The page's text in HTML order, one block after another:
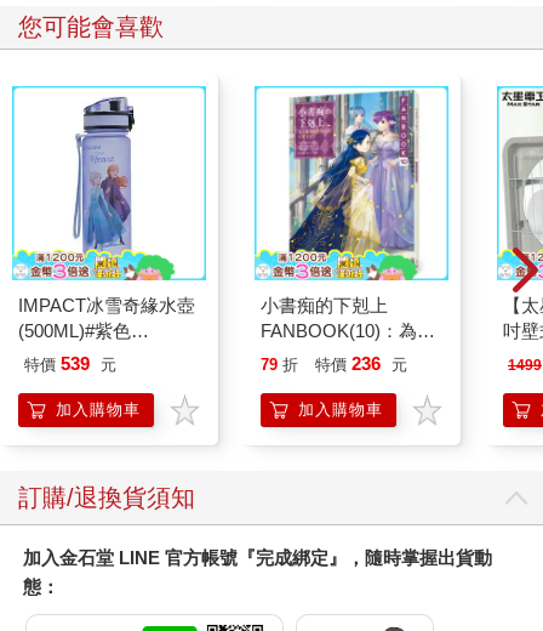
您可能會喜歡
IMPACT冰雪奇緣水壺
(500ML)#紫色
IMDSB01PL
特價 539 元
加入購物車
小書痴的下剋上
FANBOOK(10)：為了
成為圖書管理員不擇手
79 折 特價 236 元
加入購物車
【
吋
機)
1499
訂購/退換貨須知
加入金石堂 LINE 官方帳號『完成綁定』，隨時掌握出貨動
態：